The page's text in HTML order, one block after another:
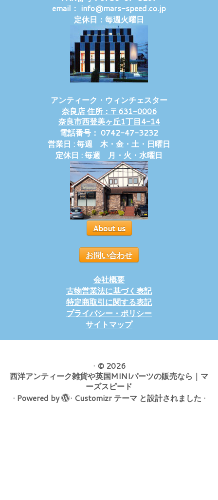
email： info@mars-speed.co.jp
定休日：毎週火曜日
アンティーク・ウィンチェスター
奈良店 住所：〒631-0006
奈良市西登美ヶ丘1丁目4-14
電話番号： 0742-47-3232
営業日 : 毎週 木・金・土・日曜日
定休日 : 毎週 月・火・水曜日
About us
お問い合わせ
会社概要
古物営業法に基づく表記
特定商取引に関する表記
プライバシー・ポリシー
サイトマップ
· © 2026
西洋アンティーク雑貨や英国MINIパーツの販売なら｜マ
ーズスピード
· Powered by · Customizr テーマ と設計されました ·